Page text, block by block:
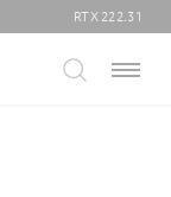
RTX 222.31
Menu